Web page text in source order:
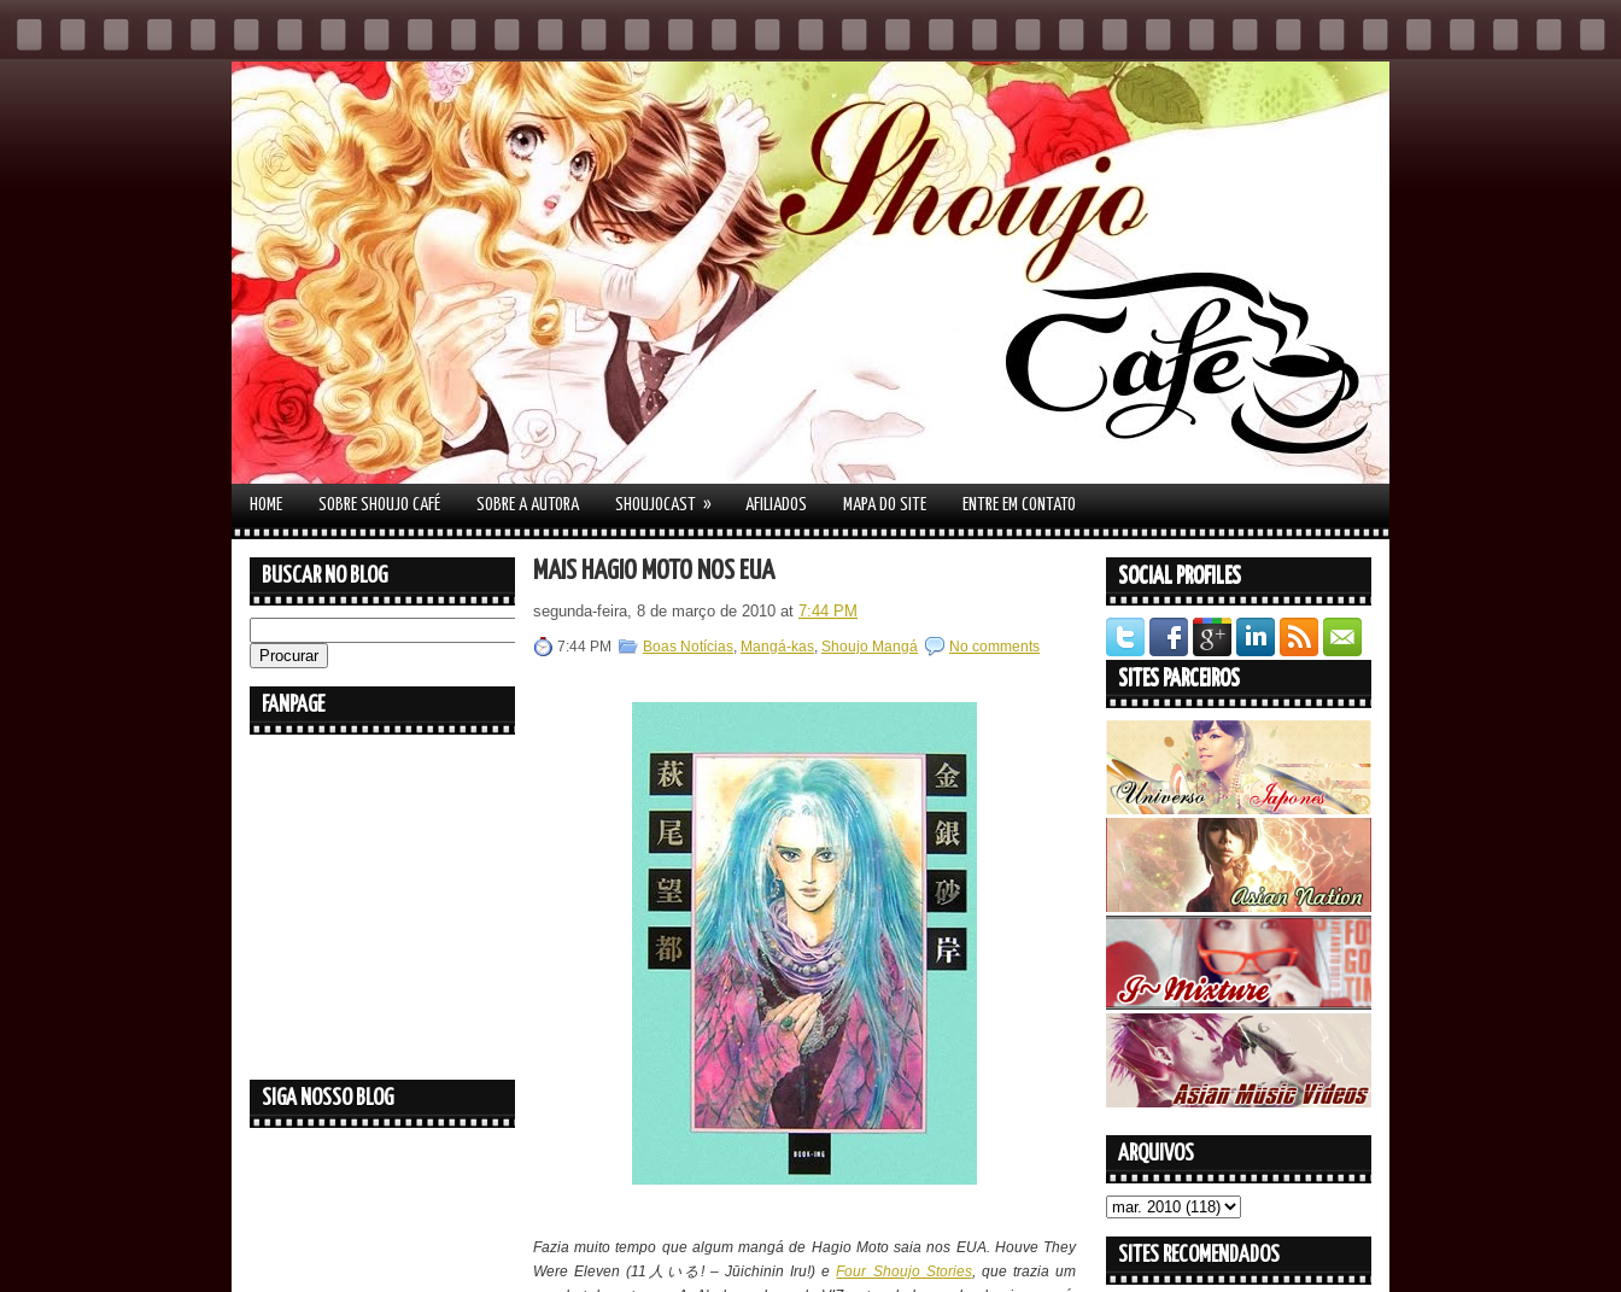
HOME SOBRE SHOUJO CAFÉ SOBRE A AUTORA SHOUJOCAST » AFILIADOS MAPA DO SITE ENTRE EM CONTATO
BUSCAR NO BLOG
FANPAGE
SIGA NOSSO BLOG
MAIS HAGIO MOTO NOS EUA
segunda-feira, 8 de março de 2010 at 7:44 PM
7:44 PM Boas Notícias, Mangá-kas, Shoujo Mangá No comments
Fazia muito tempo que algum mangá de Hagio Moto saia nos EUA. Houve They
Were Eleven (11人いる! – Jūichinin Iru!) eFour Shoujo Stories, que trazia um
SOCIAL PROFILES
SITES PARCEIROS
ARQUIVOS
SITES RECOMENDADOS